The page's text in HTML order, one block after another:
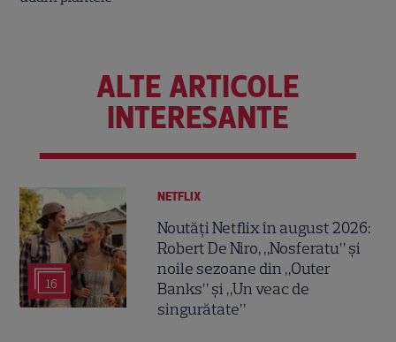
ALTE ARTICOLE
INTERESANTE
16
NETFLIX
Noutăți Netflix în august 2026:
Robert De Niro, „Nosferatu” și
noile sezoane din „Outer
Banks” și „Un veac de
singurătate”